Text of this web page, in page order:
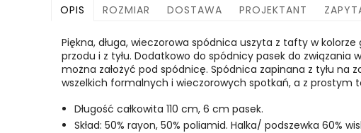
OPIS ROZMIAR DOSTAWA PROJEKTANT
Piękna, długa, wieczorowa spódnica uszyta z tafty w
przodu i z tyłu. Dodatkowo do spódnicy pasek do związania
można założyć pod spódnicę. Spódnica zapinana z tyłu
wszelkich formalnych i wieczorowych spotkań, a z prostym
Długość całkowita 110 cm, 6 cm pasek.
Skład: 50% rayon, 50% poliamid. Halka/ podszewka 60%